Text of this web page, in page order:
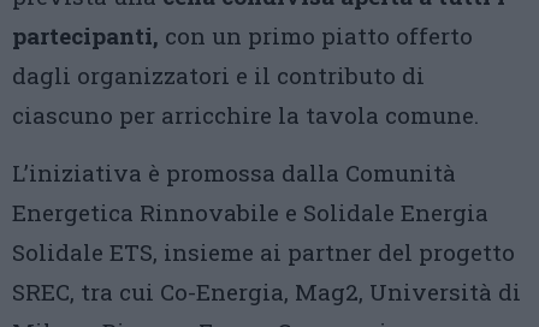
partecipanti, con un primo piatto offerto
dagli organizzatori e il contributo di
ciascuno per arricchire la tavola comune.
L’iniziativa è promossa dalla Comunità
Energetica Rinnovabile e Solidale Energia
Solidale ETS, insieme ai partner del progetto
SREC, tra cui Co-Energia, Mag2, Università di